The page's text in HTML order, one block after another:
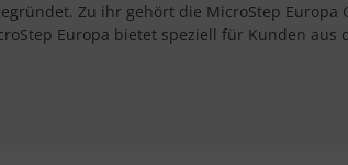
Zu ihr gehört die MicroStep
Europa bietet speziell für Kunden